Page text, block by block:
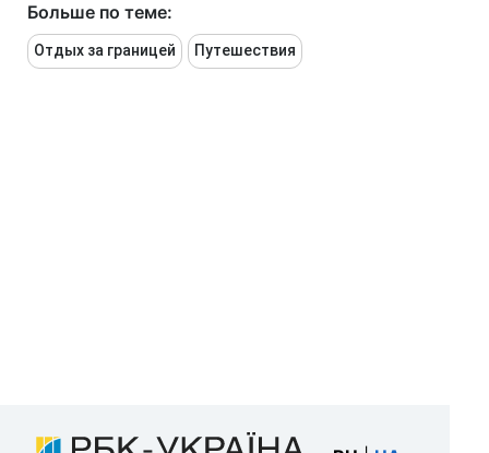
Больше по теме:
Отдых за границей Путешествия